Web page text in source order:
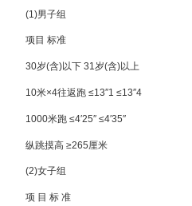
(1)男子组
项目 标准
30岁(含)以下 31岁(含)以上
10米×4往返跑 ≤13″1 ≤13″4
1000米跑 ≤4′25″ ≤4′35″
纵跳摸高 ≥265厘米
(2)女子组
项 目 标 准